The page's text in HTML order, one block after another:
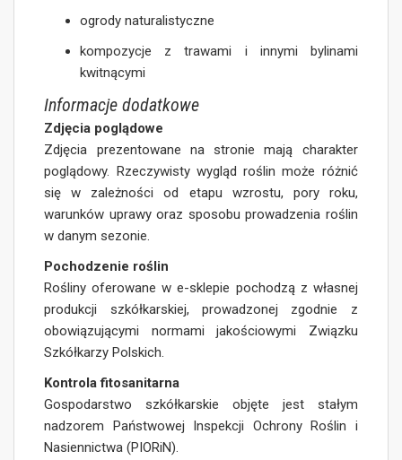
ogrody naturalistyczne
kompozycje z trawami i innymi bylinami
kwitnącymi
Informacje dodatkowe
Zdjęcia poglądowe
Zdjęcia prezentowane na stronie mają charakter
poglądowy. Rzeczywisty wygląd roślin może różnić
się w zależności od etapu wzrostu, pory roku,
warunków uprawy oraz sposobu prowadzenia roślin
w danym sezonie.
Pochodzenie roślin
Rośliny oferowane w e-sklepie pochodzą z własnej
produkcji szkółkarskiej, prowadzonej zgodnie z
obowiązującymi normami jakościowymi Związku
Szkółkarzy Polskich.
Kontrola fitosanitarna
Gospodarstwo szkółkarskie objęte jest stałym
nadzorem Państwowej Inspekcji Ochrony Roślin i
Nasiennictwa (PIORiN).